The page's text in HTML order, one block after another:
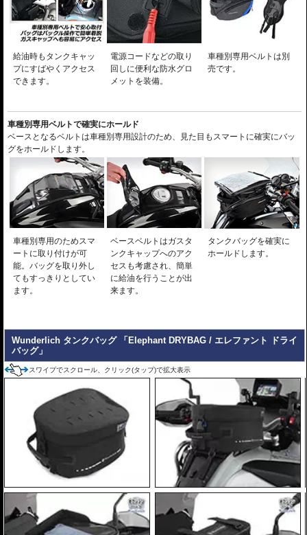
給油時もタンクキャッ
プにすばやくアクセス
できます。
電源コードなどの取り
回しに便利な防水グロ
メットを装備。
車種別専用ベルトは別
売です。
車種別専用ベルトで確実にホールド
ベースとなるベルトは車種別専用設計のため、見た目もスマートに確実にバッ
グをホールドします。
車種別専用のためスマ
ートに取り付けが可
能。バッグを取り外し
てもすっきりとしてい
ます。
ベースベルトはガスタ
ンクキャップへのアク
セスも考慮され、簡単
に給油を行うことが出
来ます。
タンクバッグを確実に
ホールドします。
Wunderlich タンクバッグ 「Elephant DRYBAG / エレファント ドライ
バッグ」
スワイプでスクロール、クリック(タップ)で拡大表示